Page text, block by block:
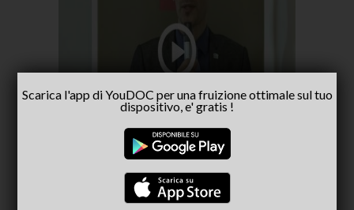
No
Capria
Scarica l'app di YouDOC per una fruizione ottimale sul tuo
dispositivo, e' gratis !